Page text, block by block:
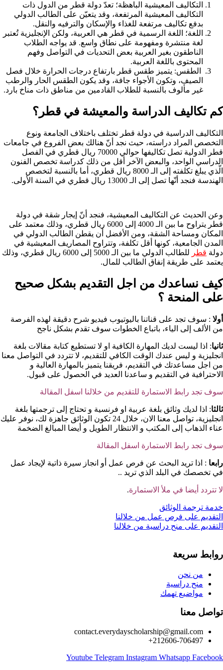
التكاليف المعيشية الباهظة؛ تعدّ دولة قطر من الدول ذات
التكاليف المعيشية المرتفعة، وقد يتعيّن على الطالب الدولي
بدفع تكاليف مرتفعة للغذاء والإسكان والترفيه والنقل.
اللغة؛ اللغة الرسمية في قطر هي العربية، ولكن الإنجليزية تُعتبر
لغة منتشرة ومفهومة على نطاق واسع. قد يواجه الطلاب
الناطقون بغير العربية بعض التحديات في التواصل وفهم
المحتوى باللغة العربية.
الطقس: يتميز طقس قطر بارتفاع درجات الحرارة خلال فصل
الصيف، وتكون الأجواء جافة، وقد يكون الطقس الحار والرطب
غير مألوف بالنسبة للطلاب القادمين من مناطق ذات مناخ بارد.
كم تكاليف الدراسة والمعيشة في قطر؟
التكاليف الدراسية في دولة قطر تختلف باختلاف الجامعة ونوع
التخصص المراد دراسته، حيث نجد أنّ هنالك بعض الفروع في جامعات
قطر الدولية تصل تكاليفها حوالي 70000 ريال قطري في الفصل
الدراسي الواحد، والبعض الآخر أقل من ذلك كدراسة تخصص الفنون
الّذي يبلغ تكلفته إلى الـ 8000 ريال قطري، أما بالنسبة لتخصص
الهندسة فنجد أنّها تصل إلى الـ 13000 ريال قطري في السنة الأولى.
وعن الحديث عن التكاليف المعيشية، فنجد أنّ إيجار شقة في دولة
قطر يتراوح ما بين الـ 4000 إلى 6000 ريال قطري، وذلك معتمد على
المكان ومساحة الشقة، ومن الأفضل أن يقطن الطالب الدولي في
المدن الجامعية، كونها أقل تكلفة، وتتراوح المصاريف المعيشية في
دولة قطر
للطالب الدولي ما بين الـ 5000 إلى 6000 ريال قطري، وذلك
يعتمد على طريقة إنفاق الطالب للمال.
كيف نساعدك من اجل التقديم بشكل صحيح
على المنحة ؟​
أولا : سوف تجد على قناتنا باليوتيوب فيديو شرح دقيقة لهذه الفرصة
من الألف إلى الياء، باتباع الخطوات سوف تقدم بشكل ناجح
ثانيا: اذا ليست لديك المهارة الكافية او لا تستطيع كتابة مقالات بلغة
انجليزية و ليس عندك الوقت الكافي للتقديم، لا تتردد في التواصل معنا
من اجل مساعدتك في التقديم، فريقنا يتميز بالمهارة العالية و
الاحترافية في التقديم و ساعدنا العديد في الحصول على قبول.
سوف تجد رابط الاستمارة للتقديم من خلالنا اسفل المقالة
ثالثا: اذا لديك وثائق بلغة عربية او فرنسية و تحتاج إلى ترجمتها بلغة
انجليزية، تواصل معنا الان، خلال 24 تكون الوثائق جاهزة لك، نوفر عليك
عناء الذهاب إلى المكتب و الانتظار الطويل و أيضا المبالغ الضخمة
سوف تجد رابط الاستمارة اسفل المقالة
رابعا : اذا تريد البحث عن فرص عمل أو انجاز سيرة ذاتية لإيجاد عمل
في تخصصك في البلد الذي تريد ..
لا تتردد أيضا في ملأ الاستمارة.
خدمة ترجمة الوثائق
التقديم على فرص عمل من خلالنا
التقديم على منح دراسية من خلالنا
روابط سريعة
من نحن
منح دراسية
مواضيع تهمك
تواصل معنا
contact.everydayscholarship@gmail.com
212606-706497+
Youtube Telegram Instagram Whatsapp Facebook